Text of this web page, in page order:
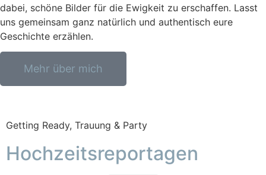
dabei, schöne Bilder für die Ewigkeit zu erschaffen. Lasst
uns gemeinsam ganz natürlich und authentisch eure
Geschichte erzählen.
Mehr über mich
Getting Ready, Trauung & Party
Hochzeitsreportagen